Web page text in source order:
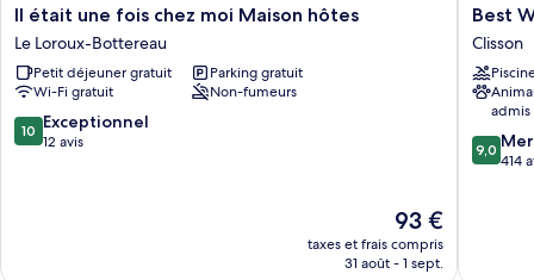
Il
était
une
fois
chez
moi
Maison
Il était une fois chez moi Maison hôtes
Le Loroux-Bottereau
Petit déjeuner gratuit
Parking gratuit
Wi-Fi gratuit
Non-fumeurs
10.0
sur
10 Exceptionnel
12 avis
Le
nouveau
prix
93 €
taxes et frais compris
31 août - 1 sept.
Best
Western
Plus
Villa
Saint
Antoine
Clisson
Best
Clisson
admis
9.0
sur
9,0
414